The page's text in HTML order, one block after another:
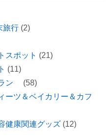
旅行 (2)
スポット (21)
(11)
ン
(58)
ーツ＆ベイカリー＆カフ
健康関連グッズ (12)